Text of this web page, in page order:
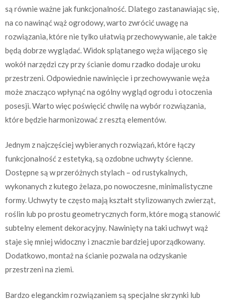
są równie ważne jak funkcjonalność. Dlatego zastanawiając się,
na co nawinąć wąż ogrodowy, warto zwrócić uwagę na
rozwiązania, które nie tylko ułatwią przechowywanie, ale także
będą dobrze wyglądać. Widok splątanego węża wijącego się
wokół narzędzi czy przy ścianie domu rzadko dodaje uroku
przestrzeni. Odpowiednie nawinięcie i przechowywanie węża
może znacząco wpłynąć na ogólny wygląd ogrodu i otoczenia
posesji. Warto więc poświęcić chwilę na wybór rozwiązania,
które będzie harmonizować z resztą elementów.
Jednym z najczęściej wybieranych rozwiązań, które łączy
funkcjonalność z estetyką, są ozdobne uchwyty ścienne.
Dostępne są w przeróżnych stylach – od rustykalnych,
wykonanych z kutego żelaza, po nowoczesne, minimalistyczne
formy. Uchwyty te często mają kształt stylizowanych zwierząt,
roślin lub po prostu geometrycznych form, które mogą stanowić
subtelny element dekoracyjny. Nawinięty na taki uchwyt wąż
staje się mniej widoczny i znacznie bardziej uporządkowany.
Dodatkowo, montaż na ścianie pozwala na odzyskanie
przestrzeni na ziemi.
Bardzo eleganckim rozwiązaniem są specjalne skrzynki lub